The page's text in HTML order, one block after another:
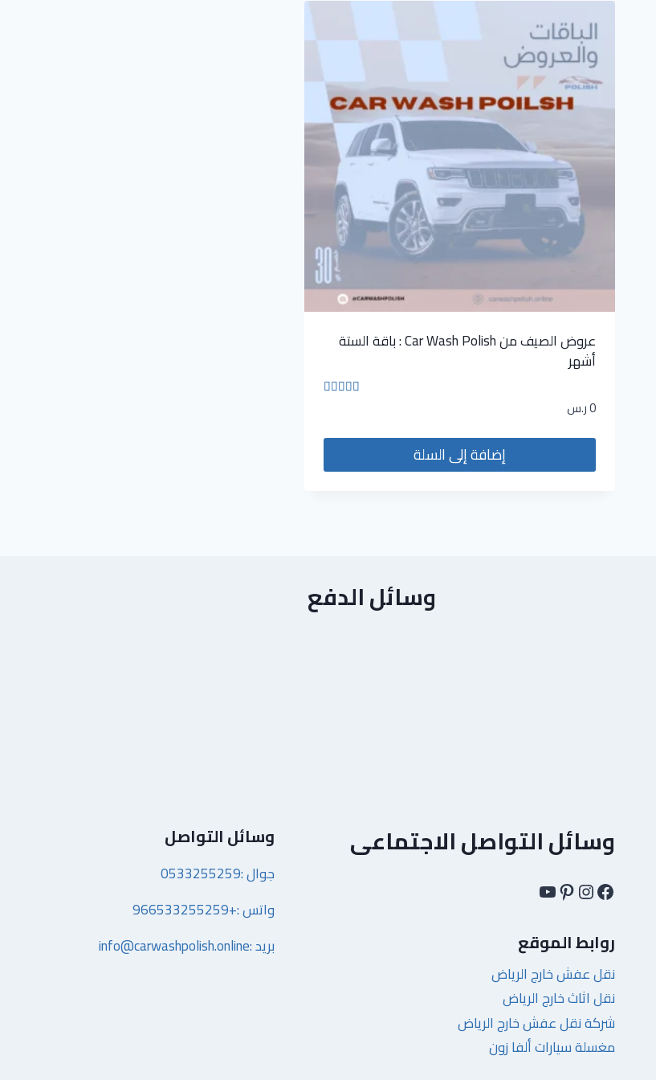
عروض الصيف من Car Wash Polish : باقة الستة
أشهر
0ر.س
إضافة إلى السلة
وسائل الدفع
وسائل التواصل الاجتماعى
فيسبوك
إنستجرام
بينتريست
يوتيوب
روابط الموقع
نقل عفش خارج الرياض
نقل اثاث خارج الرياض
شركة نقل عفش خارج الرياض
مغسلة سيارات ألفا زون
وسائل التواصل
جوال :0533255259
واتس :+966533255259
بريد :info@carwashpolish.online